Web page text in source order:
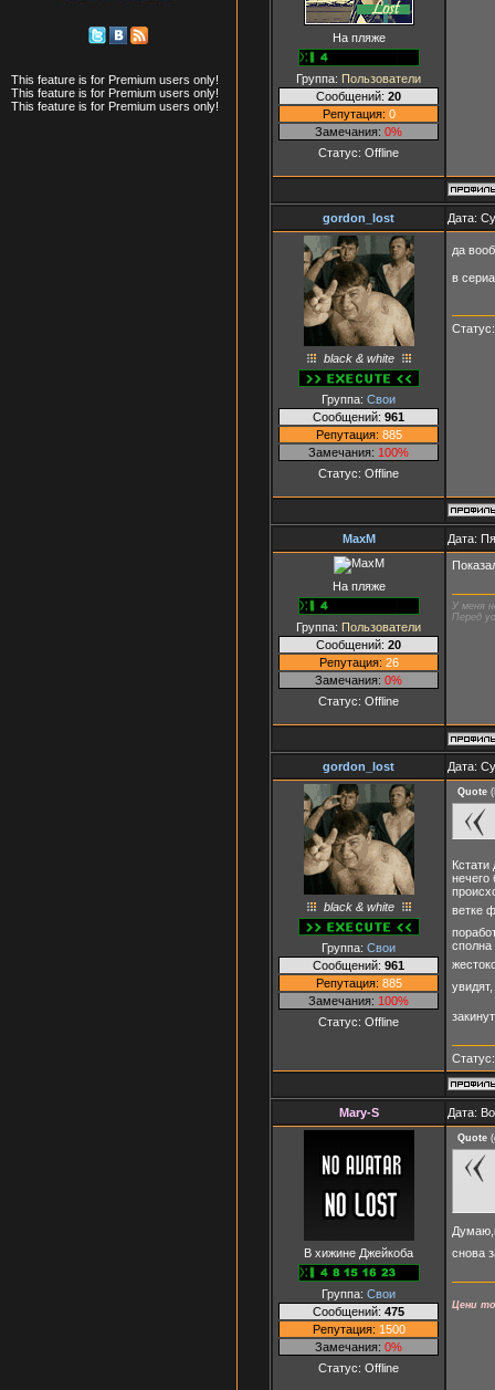
This feature is for Premium users only!
This feature is for Premium users only!
This feature is for Premium users only!
На пляже
Группа: Пользователи
Сообщений: 20
Репутация: 0
Замечания: 0%
Статус: Offline
gordon_lost Дата:
black & white
Группа: Свои
Сообщений: 961
Репутация: 885
Замечания: 100%
Статус: Offline
да
в
MaxM Дата:
На пляже
Группа: Пользователи
Сообщений: 20
Репутация: 26
Замечания: 0%
Статус: Offline
У меня
Перед
gordon_lost Дата:
black & white
Группа: Свои
Сообщений: 961
Репутация: 885
Замечания: 100%
Статус: Offline
Quote (
нечего
ветке
сполна
Mary-S Дата:
В хижине Джейкоба
Группа: Свои
Сообщений: 475
Репутация: 1500
Замечания: 0%
Статус: Offline
Quote (
снова
Цени